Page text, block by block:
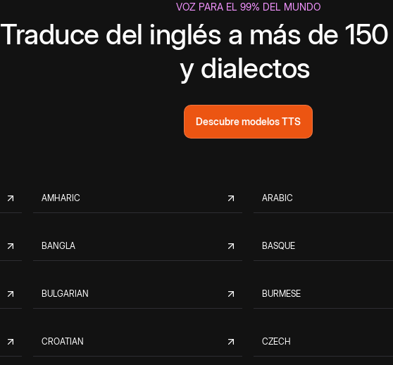
VOZ PARA EL 99% DEL MUNDO
Traduce del inglés a más de
y dialectos
Descubre modelos TTS
AMHARIC ARABIC
BANGLA BASQUE
BULGARIAN BURMESE
CROATIAN CZECH